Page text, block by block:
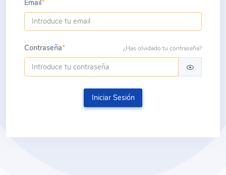
Email*
¿Has olvidado tu contraseña?
Contraseña*
Iniciar Sesión